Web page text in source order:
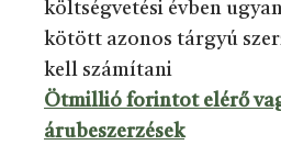
költségvetési évben
kötött azonos tárgyú
kell számítani
Ötmillió forintot elérő
árubeszerzések